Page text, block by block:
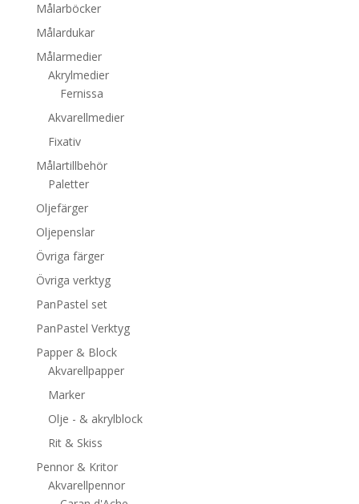
Målarböcker
Målardukar
Målarmedier
Akrylmedier
Fernissa
Akvarellmedier
Fixativ
Målartillbehör
Paletter
Oljefärger
Oljepenslar
Övriga färger
Övriga verktyg
PanPastel set
PanPastel Verktyg
Papper & Block
Akvarellpapper
Marker
Olje - & akrylblock
Rit & Skiss
Pennor & Kritor
Akvarellpennor